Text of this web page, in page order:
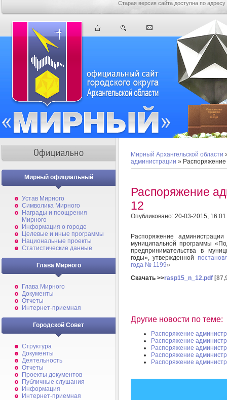
Старая версия сайта доступна по адресу
Мирный официальный
Устав Мирного
Символика Мирного
Награды и поощрения
Мирного
Информация о городе
Целевые и иные программы
Национальные проекты
Статистические данные
Глава Мирного
Глава Мирного
Документы
Отчеты
Интернет-приемная
Городской Совет
Структура
Документы
Деятельность
Отчеты
Проекты документов
Публичные слушания
Информация
Интернет-приемная
Мирный Архангельской области
администрации »
Распоряжение
12
Опубликовано: 20-03-2015, 16:01
Распоряжение
муниципальной программы
предпринимательства в
годы», утвержденной
года № 1199»
Скачать >>rasp15_n_12.pdf
Другие новости по теме:
Распоряжение
Распоряжение
Распоряжение
Распоряжение
Распоряжение